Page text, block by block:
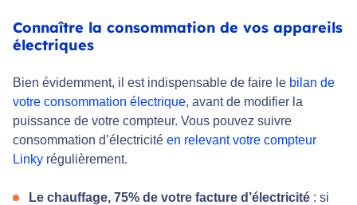
Connaître la consommation de vos appareils
électriques
Bien évidemment, il est indispensable de faire le bilan de
votre consommation électrique, avant de modifier la
puissance de votre compteur. Vous pouvez suivre
consommation d’électricité en relevant votre compteur
Linky régulièrement.
Le chauffage, 75% de votre facture d’électricité : si